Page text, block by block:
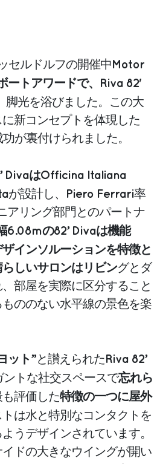
セルドルフの開催中 Motor
ートアワードで、Riva 82'
脚光を浴びました。この大
新コンセプトを体現した
が裏付けられました。
DivaはOfficina Italiana
が設計し、 Piero Ferrari率
アリング部門とのパートナ
6.08mの82’ Divaは機能
インソルーションを特徴と
らしいサロンはリビングとダ
部屋を実際に区分すること
ののない水平線の景色を楽
ット”と讃えられた Riva 82’
トな社交スペースで忘れら
評価した特徴の一つに屋外
は水と特別なコンタクトを
うデザインされています。
ドの大きなウイングが開い